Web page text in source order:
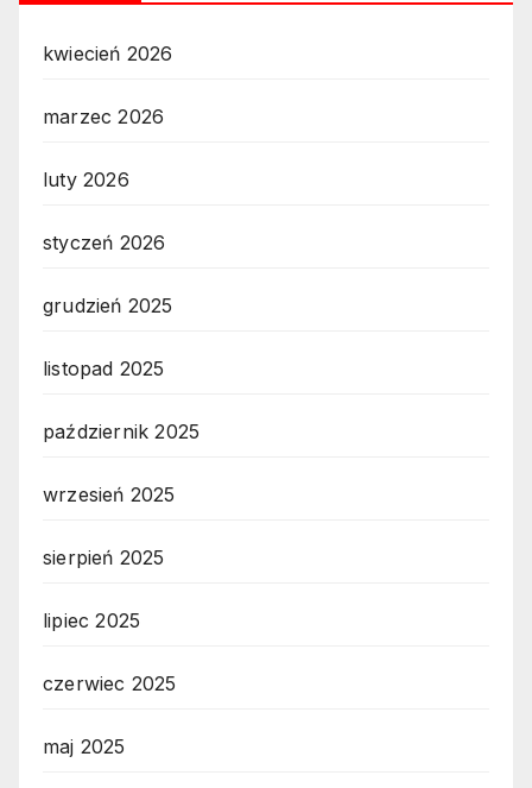
kwiecień 2026
marzec 2026
luty 2026
styczeń 2026
grudzień 2025
listopad 2025
październik 2025
wrzesień 2025
sierpień 2025
lipiec 2025
czerwiec 2025
maj 2025